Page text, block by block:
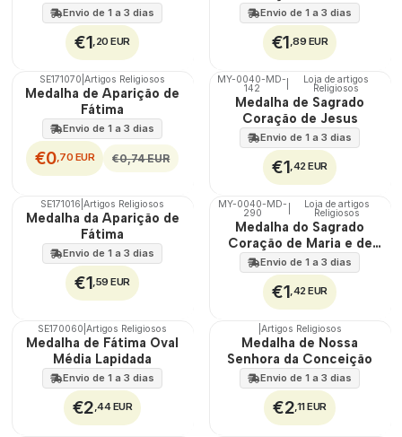
Envio de 1 a 3 dias
€1,20 EUR
Envio de 1 a 3 dias
€1,89 EUR
DESCONTO
SE171070 Artigos Religiosos
Medalha de Aparição de
Fátima
Envio de 1 a 3 dias
€0,70 EUR €0,74 EUR
🇵🇹
100%
MY-0040-MD-
142
Loja de artigos
Religiosos
Medalha de Sagrado
Coração de Jesus
Envio de 1 a 3 dias
€1,42 EUR
SE171016 Artigos Religiosos
Medalha da Aparição de
Fátima
Envio de 1 a 3 dias
€1,59 EUR
🇵🇹
100%
MY-0040-MD-
290
Loja de artigos
Religiosos
Medalha do Sagrado
Coração de Maria e de
Jesus
Envio de 1 a 3 dias
€1,42 EUR
SE170060 Artigos Religiosos
Medalha de Fátima Oval
Média Lapidada
Envio de 1 a 3 dias
€2,44 EUR
Artigos Religiosos
Medalha de Nossa
Senhora da Conceição
Envio de 1 a 3 dias
€2,11 EUR